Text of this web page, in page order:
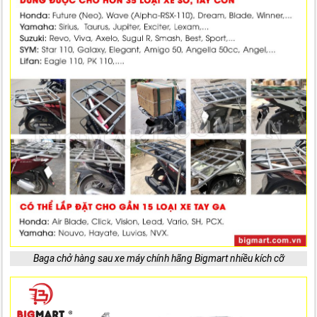
Baga chở hàng sau xe máy chính hãng Bigmart nhiều kích cỡ